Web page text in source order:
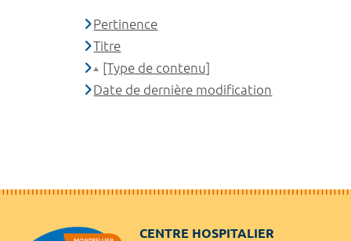
Pertinence
Titre
[Type de contenu]
Date de dernière modification
CENTRE HOSPITALIER